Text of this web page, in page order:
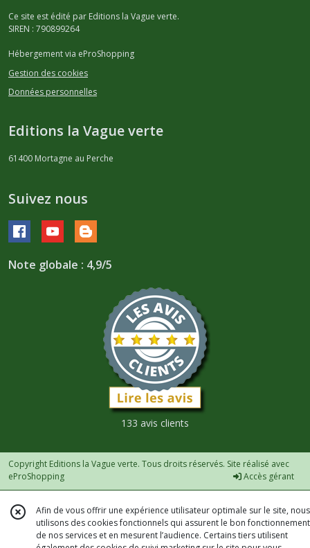
Ce site est édité par Editions la Vague verte.
SIREN : 790899264
Hébergement via eProShopping
Gestion des cookies
Données personnelles
Editions la Vague verte
61400 Mortagne au Perche
Suivez nous
Note globale : 4,9/5
133 avis clients
Copyright Editions la Vague verte. Tous droits réservés. Site réalisé avec
eProShopping
Accès gérant
Afin de vous offrir une expérience utilisateur optimale sur le site, nous
utilisons des cookies fonctionnels qui assurent le bon fonctionnement
de nos services et en mesurent l’audience. Certains tiers utilisent